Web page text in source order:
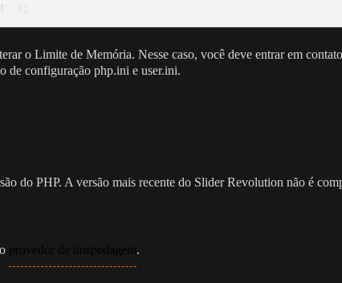
);
o Limite de Memória. Nesse caso, você deve entrar em
de configuração php.ini e user.ini.
do PHP. A versão mais recente do Slider Revolution não é
.